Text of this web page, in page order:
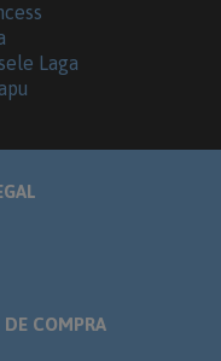
Laga
COMPRA